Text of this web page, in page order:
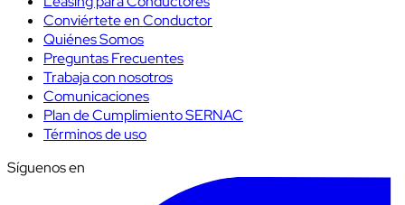
Conviértete en Conductor
Quiénes Somos
Preguntas Frecuentes
Trabaja con nosotros
Comunicaciones
Plan de Cumplimiento SERNAC
Términos de uso
Síguenos en